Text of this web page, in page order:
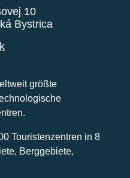
10
Bystrica
größte
Touristenzentren in 8
Berggebiete,